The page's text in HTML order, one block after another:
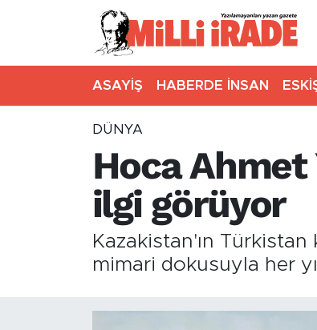
ASAYİŞ HABERDE İNSAN
DÜNYA
Hoca
ilgi görüyor
Kazakistan'ın
mimari dokusuyla her